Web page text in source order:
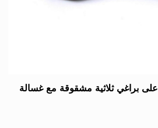
براغي ثلاثية مشقوقة مع غسالة